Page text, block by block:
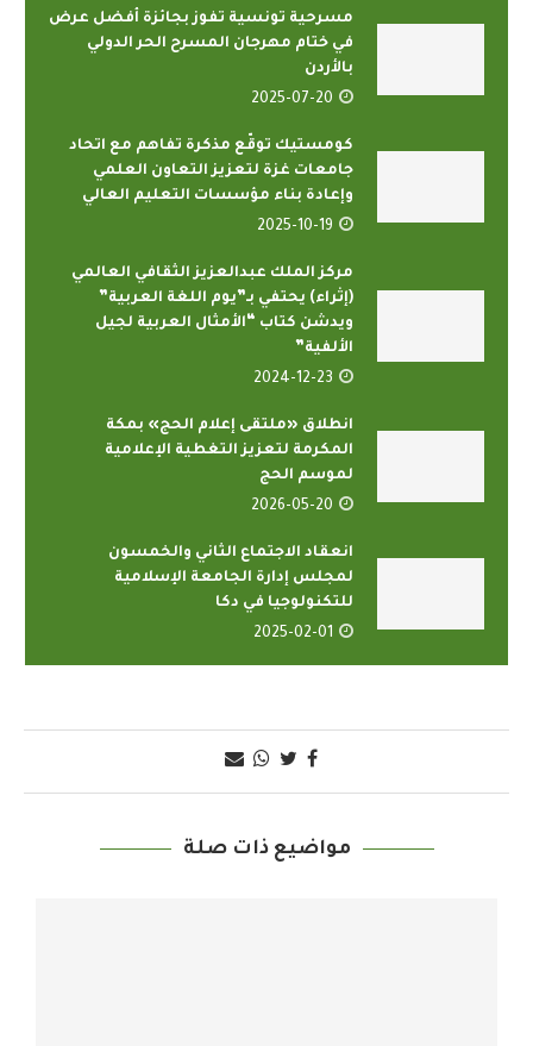
مسرحية تونسية تفوز بجائزة أفضل عرض
في ختام مهرجان المسرح الحر الدولي
بالأردن
2025-07-20
كومستيك توقّع مذكرة تفاهم مع اتحاد
جامعات غزة لتعزيز التعاون العلمي
وإعادة بناء مؤسسات التعليم العالي
2025-10-19
مركز الملك عبدالعزيز الثقافي العالمي
(إثراء) يحتفي بـ”يوم اللغة العربية”
ويدشن كتاب “الأمثال العربية لجيل
الألفية”
2024-12-23
انطلاق «ملتقى إعلام الحج» بمكة
المكرمة لتعزيز التغطية الإعلامية
لموسم الحج
2026-05-20
انعقاد الاجتماع الثاني والخمسون
لمجلس إدارة الجامعة الإسلامية
للتكنولوجيا في دكا
2025-02-01
مواضيع ذات صلة